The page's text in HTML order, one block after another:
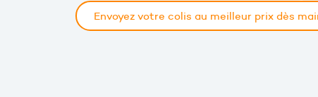
Envoyez votre colis au meilleur prix dès